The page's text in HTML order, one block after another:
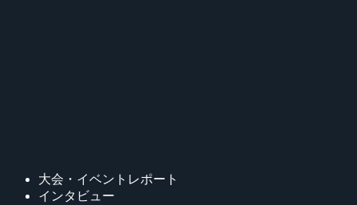
大会・イベントレポート
インタビュー